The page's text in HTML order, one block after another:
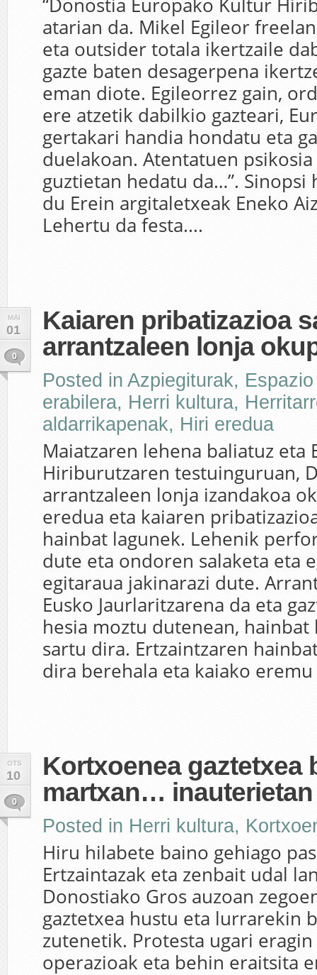
“Donostia Europako Kultur
atarian da. Mikel Egileor
eta outsider totala ikertzaile
gazte baten desagerpena
eman diote. Egileorrez gain,
ere atzetik dabilkio gazteari,
gertakari handia hondatu eta
duelakoan. Atentatuen
guztietan hedatu da…”.
du Erein argitaletxeak Eneko
Lehertu da festa....
MAI
01
0
Kaiaren pribatizazioa
arrantzaleen lonja
Posted in Azpiegiturak,
erabilera, Herri kultura,
aldarrikapenak, Hiri eredua
Maiatzaren lehena baliatuz eta
Hiriburutzaren testuinguruan,
arrantzaleen lonja izandakoa
eredua eta kaiaren
hainbat lagunek. Lehenik
dute eta ondoren salaketa eta
egitaraua jakinarazi dute.
Eusko Jaurlaritzarena da eta
hesia moztu dutenean,
sartu dira. Ertzaintzaren
dira berehala eta kaiako
OTS
10
0
Kortxoenea gaztetxea
martxan… inauterietan
Posted in Herri kultura,
Hiru hilabete baino gehiago
Ertzaintazak eta zenbait udal
Donostiako Gros auzoan
gaztetxea hustu eta lurrarekin
zutenetik. Protesta ugari
operazioak eta behin eraitsita